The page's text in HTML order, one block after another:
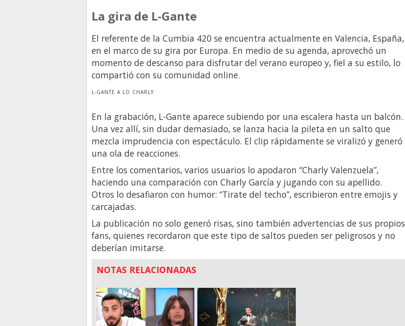
La gira de L-Gante
El referente de la Cumbia 420 se encuentra actualmente en Valencia, España,
en el marco de su gira por Europa. En medio de su agenda, aprovechó un
momento de descanso para disfrutar del verano europeo y, fiel a su estilo, lo
compartió con su comunidad online.
L-GANTE A LO CHARLY
En la grabación, L-Gante aparece subiendo por una escalera hasta un balcón.
Una vez allí, sin dudar demasiado, se lanza hacia la pileta en un salto que
mezcla imprudencia con espectáculo. El clip rápidamente se viralizó y generó
una ola de reacciones.
Entre los comentarios, varios usuarios lo apodaron “Charly Valenzuela”,
haciendo una comparación con Charly García y jugando con su apellido.
Otros lo desafiaron con humor: “Tirate del techo”, escribieron entre emojis y
carcajadas.
La publicación no solo generó risas, sino también advertencias de sus propios
fans, quienes recordaron que este tipo de saltos pueden ser peligrosos y no
deberían imitarse.
NOTAS RELACIONADAS